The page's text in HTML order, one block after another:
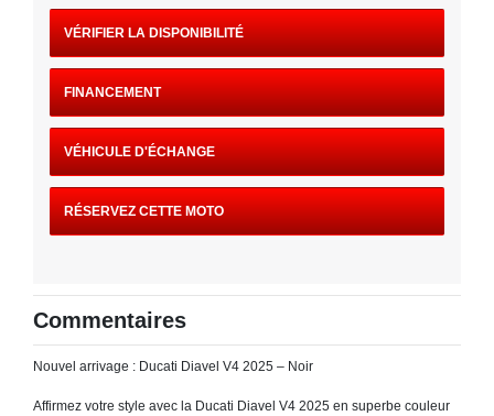
VÉRIFIER LA DISPONIBILITÉ
FINANCEMENT
VÉHICULE D'ÉCHANGE
RÉSERVEZ CETTE MOTO
Commentaires
Nouvel arrivage : Ducati Diavel V4 2025 – Noir
Affirmez votre style avec la Ducati Diavel V4 2025 en superbe couleur